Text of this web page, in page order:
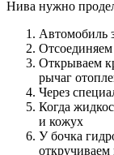
Нива нужно
Автомобиль
Открываем
рычаг
Через
Когда
и кожух
У бочка